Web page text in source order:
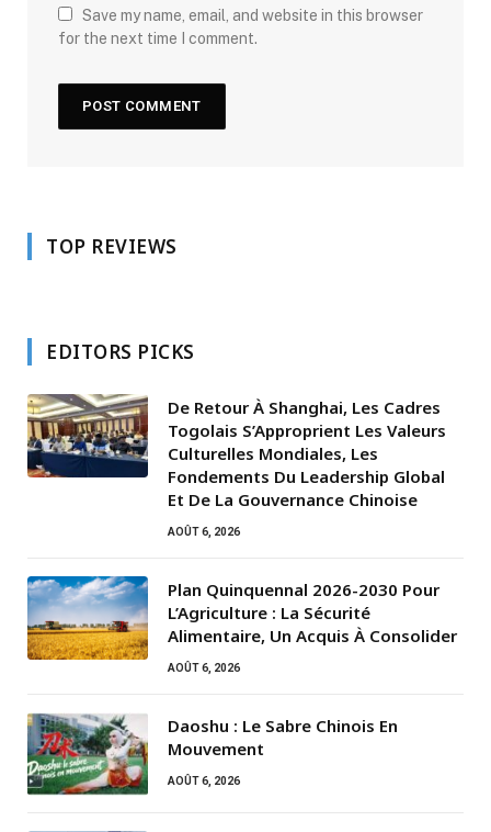
Save my name, email, and website in this browser
for the next time I comment.
TOP REVIEWS
EDITORS PICKS
De Retour À Shanghai, Les Cadres
Togolais S’Approprient Les Valeurs
Culturelles Mondiales, Les
Fondements Du Leadership Global
Et De La Gouvernance Chinoise
AOÛT 6, 2026
Plan Quinquennal 2026-2030 Pour
L’Agriculture : La Sécurité
Alimentaire, Un Acquis À Consolider
AOÛT 6, 2026
Daoshu : Le Sabre Chinois En
Mouvement
AOÛT 6, 2026